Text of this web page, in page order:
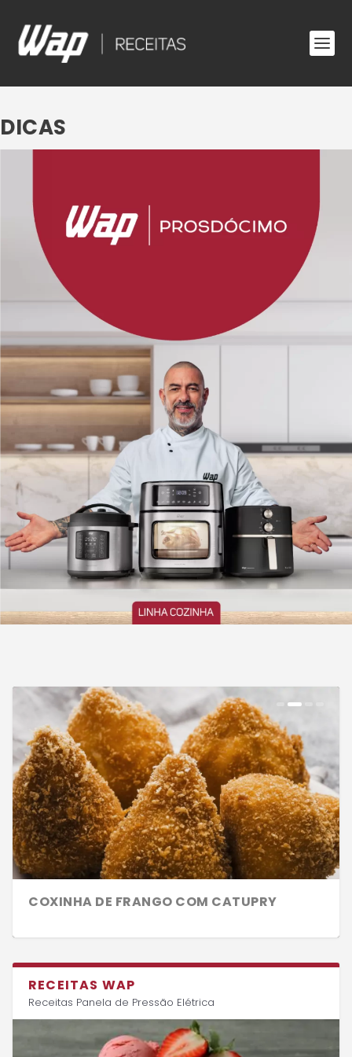
DICAS
SORVETE DE MORANGO NO MIXER
COXINHA DE FRANGO COM CATUPRY
RECEITAS WAP
Receitas Panela de Pressão Elétrica